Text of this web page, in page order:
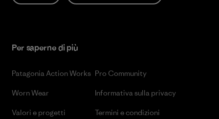
Per saperne di più
Patagonia Action Works
Worn Wear
Valori e progetti
Pro Community
Informativa sulla privacy
Termini e condizioni